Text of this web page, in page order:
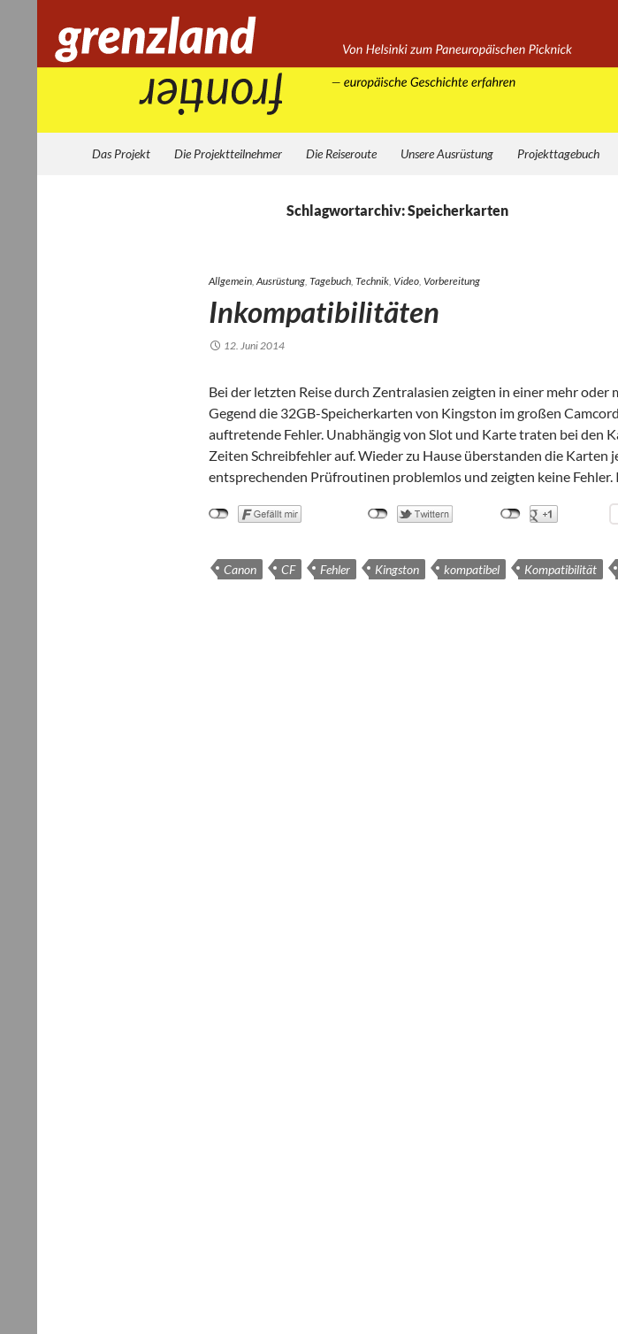
Grenzland
Das Projekt Die Projektteilnehmer Die Reiseroute Unsere Ausrüstung Projekttagebuch
Schlagwortarchiv: Speicherkarten
Allgemein,Ausrüstung, Tagebuch, Technik, Video, Vorbereitung
Inkompatibilitäten
12. Juni 2014
Bei der letz­ten Reise durch Zen­tral­asien zeig­ten in einer mehr
Gegend die 32GB-Spei­cher­kar­ten von King­s­ton im gro­ßen
auf­tre­tende Feh­ler. Unab­hän­gig von Slot und Karte tra­ten bei den
Zei­ten Schreib­feh­ler auf. Wie­der zu Hause über­stan­den die Kar­ten
ent­spre­chen­den Prüf­rou­ti­nen pro­blem­los und zeig­ten keine Feh­ler.
Canon CF Fehler Kingston kompatibel Kompatibilität